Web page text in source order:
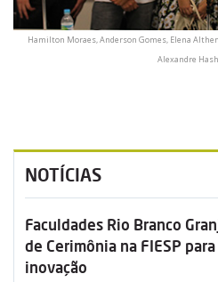
Hamilton Moraes, Anderson Gomes, Elena
Alexandre
NOTÍCIAS
Faculdades Rio Branco
de Cerimônia na FIESP
inovação